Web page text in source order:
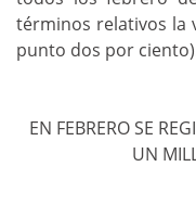
términos relativos la
punto dos por
EN FEBRERO SE
UN